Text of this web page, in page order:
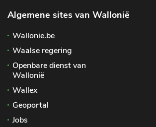
Algemene sites van Wallonië
Wallonie.be
Waalse regering
Openbare dienst van
Wallonië
Wallex
Geoportal
Jobs